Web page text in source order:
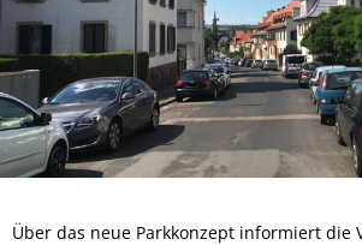
Über das neue Parkkonzept informiert die